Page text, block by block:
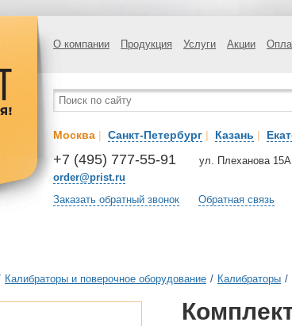
О компании Продукция Услуги Акции
Москва | Санкт-Петербург | Казань |
+7 (495) 777-55-91
order@prist.ru
ул. Плеханова 15А
Заказать обратный звонок Обратная связь
Калибраторы и поверочное оборудование / Калибраторы /